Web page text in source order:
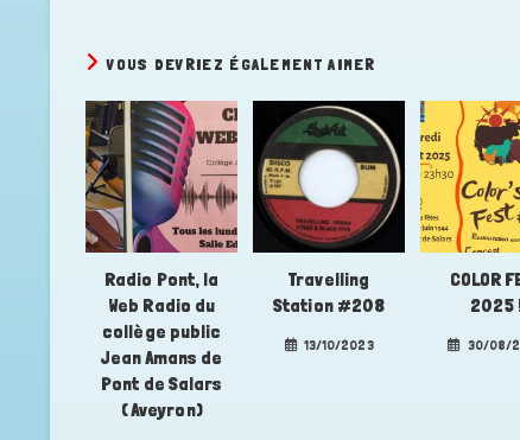
VOUS DEVRIEZ ÉGALEMENT AIMER
Radio Pont, la
Web Radio du
collège public
Jean Amans de
Pont de Salars
( Aveyron)
Travelling
Station #208
13/10/2023
COLOR
2025
30/08/